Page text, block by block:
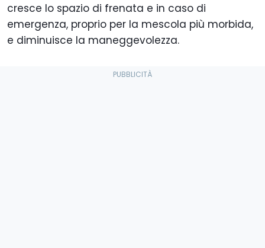
cresce lo spazio di frenata e in caso di
emergenza, proprio per la mescola più morbida,
e diminuisce la maneggevolezza.